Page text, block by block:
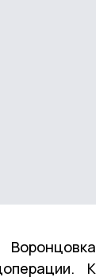
Воронцовка
К